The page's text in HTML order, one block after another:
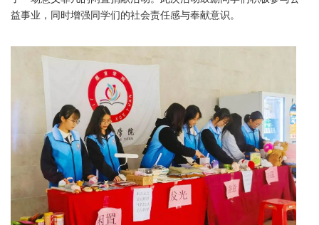
益事业，同时增强同学们的社会责任感与奉献意识。